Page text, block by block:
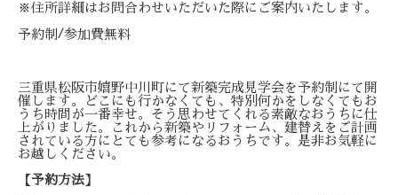
※住所詳細はお問合わせいただいた際にご案内いたします。
予約制 /参加費無料
三重県松阪市嬉野中川町にて新築完成見学会を予約制にて開
催します。どこにも行かなくても、特別何かをしなくてもお
うち時間が一番幸せ。そう思わせてくれる素敵なおうちに仕
上がりました。これから新築やリフォーム、建替えをご計画
されている方にとても参考になるおうちです。是非お気軽に
お越しください。
【予約方法】